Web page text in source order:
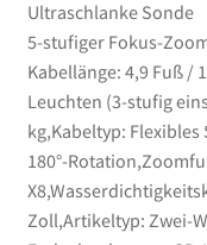
Haus
Menge
Ultraschlanke Sonde
5-stufiger Fokus-
Kabellänge: 4,9 Fuß /
Leuchten (3-stufig
kg,Kabeltyp:
180°-
Zoll,Artikeltyp: Zwei-